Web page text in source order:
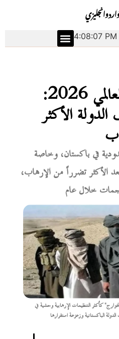
انجليزياردو
4:08:08
مؤشر الإرهاب العالمي 2026:
الأكثر
في باكستان، وخاصة
الأكثر تضرراً من الإرهاب،
خلال عام
كأكثر التنظيمات الإرهابية وحشية في
الباكستانية وزعزعة استقرارها